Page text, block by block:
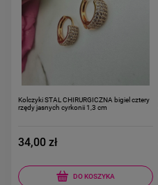
Kolczyki STAL CHIRURGICZNA bigiel cztery
rzędy jasnych cyrkonii 1,3 cm
34,00 zł
DO KOSZYKA